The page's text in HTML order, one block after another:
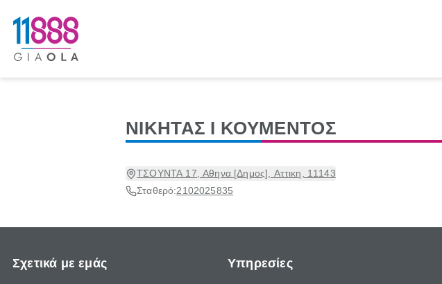
ΝΙΚΗΤΑΣ Ι ΚΟΥΜΕΝΤΟΣ
ΤΣΟΥΝΤΑ 17, Αθηνα [Δημος], Αττικη, 11143
Σταθερό:2102025835
Σχετικά με εμάς Υπηρεσίες